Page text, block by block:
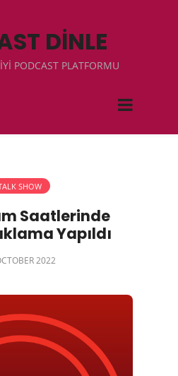
DİNLE
PODCAST PLATFORMU
SHOW
Saatlerinde
Yapıldı
2022